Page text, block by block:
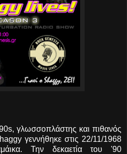
γλωσσοπλάστης και πιθανός
γεννήθηκε στις 22/11/1968
Την δεκαετία του '90